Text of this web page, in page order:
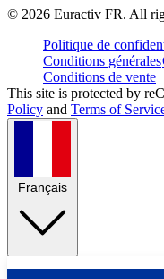
© 2026 Euractiv FR. All
Politique de
Conditions générales
Conditions de vente
This site is protected by
Policy and Terms of
Français